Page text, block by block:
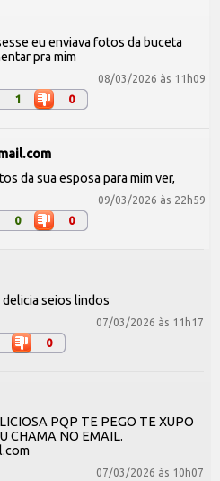
eu enviava fotos da buceta
pra mim
08/03/2026 às 11h09
1 0
da sua esposa para mim ver,
09/03/2026 às 22h59
0 0
seios lindos
07/03/2026 às 11h17
0
PQP TE PEGO TE XUPO
CHAMA NO EMAIL.
07/03/2026 às 10h07